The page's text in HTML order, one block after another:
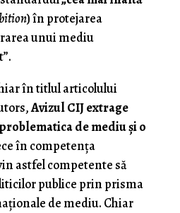
) în protejarea
unui mediu
în titlul articolului
Avizul CIJ extrage
de mediu şi o
în competenţa
astfel competente să
publice prin prisma
de mediu. Chiar